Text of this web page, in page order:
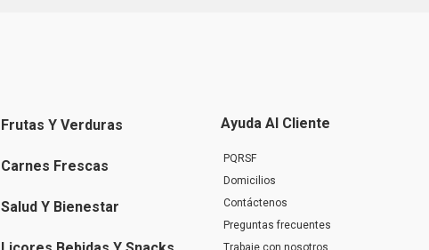
Frutas Y Verduras
Carnes Frescas
Salud Y Bienestar
Ayuda Al Cliente
PQRSF
Domicilios
Contáctenos
Preguntas frecuentes
Trabaje con nosotros